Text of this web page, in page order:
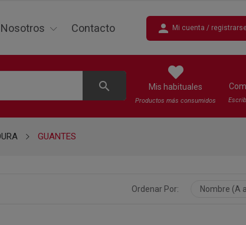
Nosotros Contacto person Mi cuenta /
search Mis habituales
Productos más consumidos
GUANTES
Ordenar Por: Nombre (A